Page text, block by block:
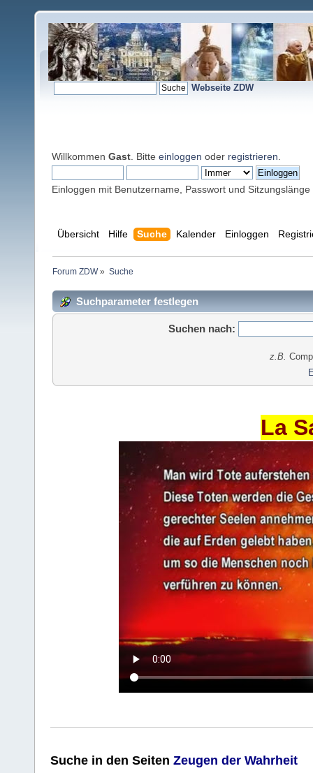
Webseite ZDW
Willkommen Gast . Bitte einloggen oder registrieren
Einloggen mit Benutzername, Passwort und Sitzungslänge
Übersicht Hilfe Suche Kalender Einloggen
Forum ZDW» Suche
Suchparameter festlegen
Suchen nach:
z.B.
La
Suche in den Seiten Zeugen der Wahrheit